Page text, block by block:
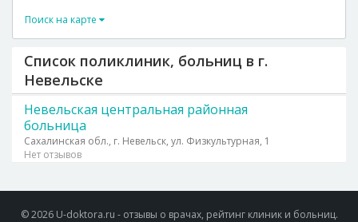
Поиск на карте
Список поликлиник, больниц в г.
Невельске
Невельская центральная районная
больница
Сахалинская обл., г. Невельск, ул. Физкультурная, 1
Нет отзывов
© 2026 U-doktora.ru - отзывы о врачах, рейтинг клиник и больниц.